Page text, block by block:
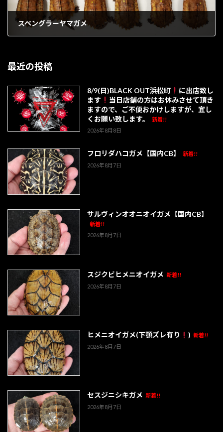
スペングラーヤマガメ
最近の投稿
8/9(日)BLACK OUT浜松町
に出店致し
ます
当日店舗の方はお休みさせて頂き
ますので、ご不便おかけしますが、宜し
くお願い致します。
新着!!
2026年8月8日
フロリダハコガメ【国内CB】
新着!!
2026年8月7日
サルヴィンオオニオイガメ【国内CB】
新着!!
2026年8月7日
スジクビヒメニオイガメ 新着!!
2026年8月7日
ヒメニオイガメ(下顎ズレ有り ) 新着!!
2026年8月7日
セスジニシキガメ 新着!!
2026年8月7日